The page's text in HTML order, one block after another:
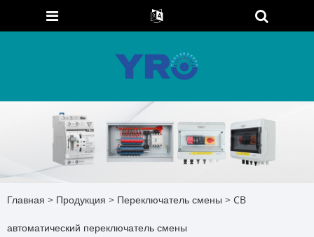
Главная > Продукция > Переключатель смены > CB
автоматический переключатель смены